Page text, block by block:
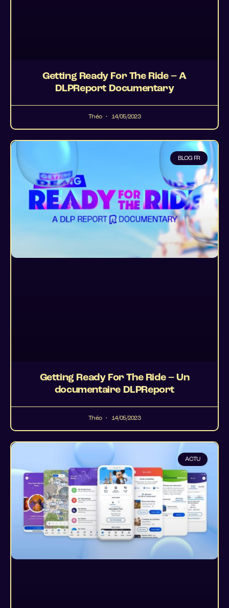
Getting Ready For The Ride – A
DLPReport Documentary
Théo 14/05/2023
BLOG FR
Getting Ready For The Ride – Un
documentaire DLPReport
Théo 14/05/2023
ACTU